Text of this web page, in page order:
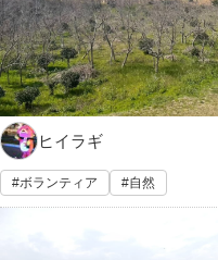
ヒイラギ
ボランティア 自然